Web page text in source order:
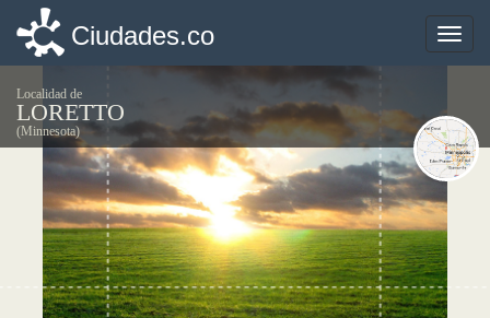
Toggle
Ciudades.co
Localidad de
LORETTO
(Minnesota)
Toggle
Ciudades.co